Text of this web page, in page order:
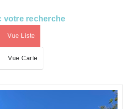
votre recherche
Vue Liste
Vue Carte